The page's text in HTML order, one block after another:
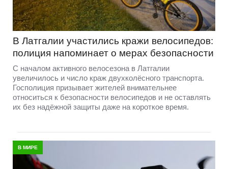
В Латгалии участились кражи велосипедов:
полиция напоминает о мерах безопасности
С началом активного велосезона в Латгалии
увеличилось и число краж двухколёсного транспорта.
Госполиция призывает жителей внимательнее
относиться к безопасности велосипедов и не оставлять
их без надёжной защиты даже на короткое время.
В МИРЕ